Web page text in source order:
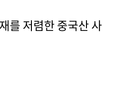
를 저렴한 중국산 사